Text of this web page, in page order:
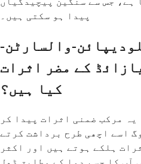
پیدا ہو سکتی ہیں۔
والسارٹن-
کے مضر اثرات
کیا ہیں؟
مرکب ضمنی اثرات پیدا کر
اسے اچھی طرح برداشت کرتے
ہلکے ہوتے ہیں اور اکثر